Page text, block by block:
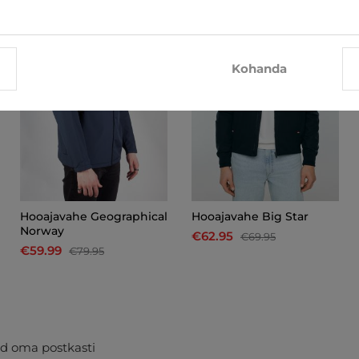
Hooajavahe Geographical
Norway
€59.99 €79.95
Hooajavahe Big Star
€62.95 €69.95
oma postkasti
Kohanda